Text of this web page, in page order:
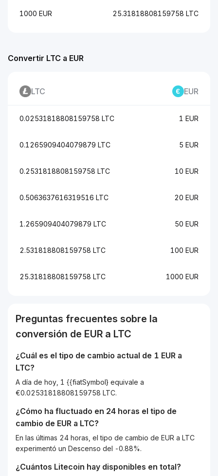
Convertir LTC a EUR
LTC EUR
0.02531818808159758 LTC 1 EUR
0.1265909404079879 LTC 5 EUR
0.2531818808159758 LTC 10 EUR
0.5063637616319516 LTC 20 EUR
1.265909404079879 LTC 50 EUR
2.531818808159758 LTC 100 EUR
25.31818808159758 LTC 1000 EUR
1000 EUR 25.31818808159758 LTC
Preguntas frecuentes sobre la
conversión de EUR a LTC
¿Cuál es el tipo de cambio actual de 1 EUR a
LTC?
A día de hoy, 1 {{fiatSymbol} equivale a
€0.02531818808159758 LTC.
¿Cómo ha fluctuado en 24 horas el tipo de
cambio de EUR a LTC?
En las últimas 24 horas, el tipo de cambio de EUR a LTC
experimentó un Descenso del -0.88%.
¿Cuántos Litecoin hay disponibles en total?